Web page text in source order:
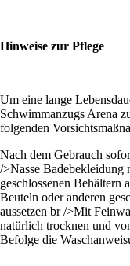
Hinweise zur Pflege
Um eine lange
Schwimmanzugs Arena
folgenden
Nach dem Gebrauch
/>Nasse Badebekleidung
geschlossenen Behältern
Beuteln oder anderen
aussetzen br />Mit
natürlich trocknen und
Befolge die